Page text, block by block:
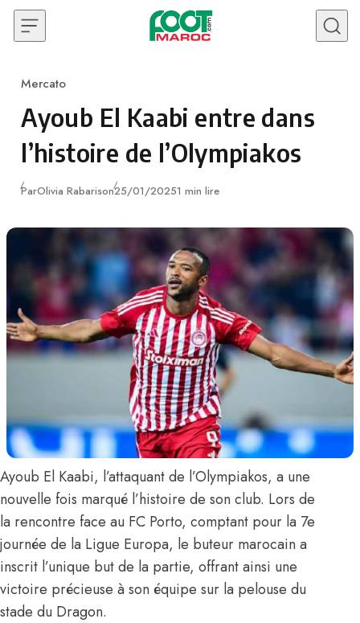
Skip to content
Category
Mercato
Ayoub El Kaabi entre dans
l’histoire de l’Olympiakos
ParOlivia RabarisonPublié
25/01/20251 min lire
Ayoub El Kaabi, l’attaquant de l’Olympiakos, a une
nouvelle fois marqué l’histoire de son club. Lors de
la rencontre face au FC Porto, comptant pour la 7e
journée de la Ligue Europa, le buteur marocain a
inscrit l’unique but de la partie, offrant ainsi une
victoire précieuse à son équipe sur la pelouse du
stade du Dragon.